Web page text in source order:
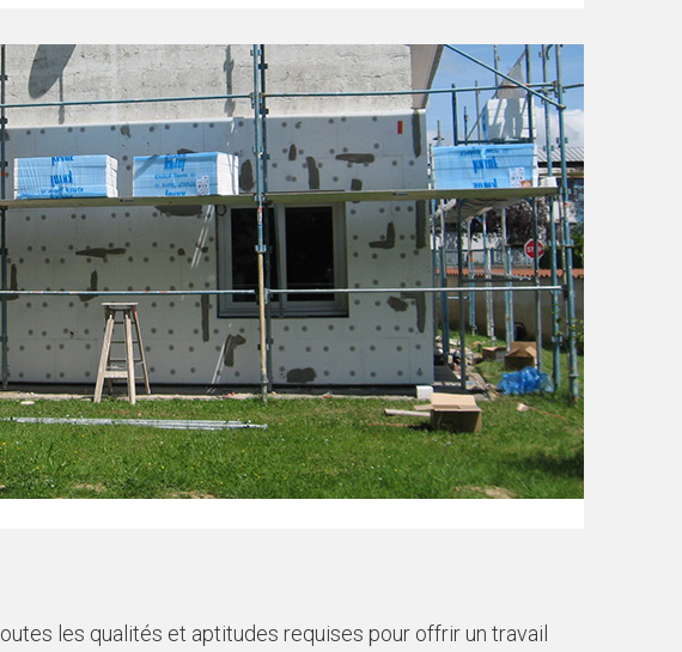
les qualités et aptitudes requises pour offrir un travail